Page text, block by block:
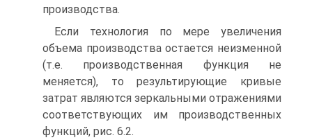
производства.
Если технология по мере увеличения
объема производства остается неизменной
(т.е. производственная функция не
меняется), то результирующие кривые
затрат являются зеркальными отражениями
соответствующих им производственных
функций, рис. 6.2.